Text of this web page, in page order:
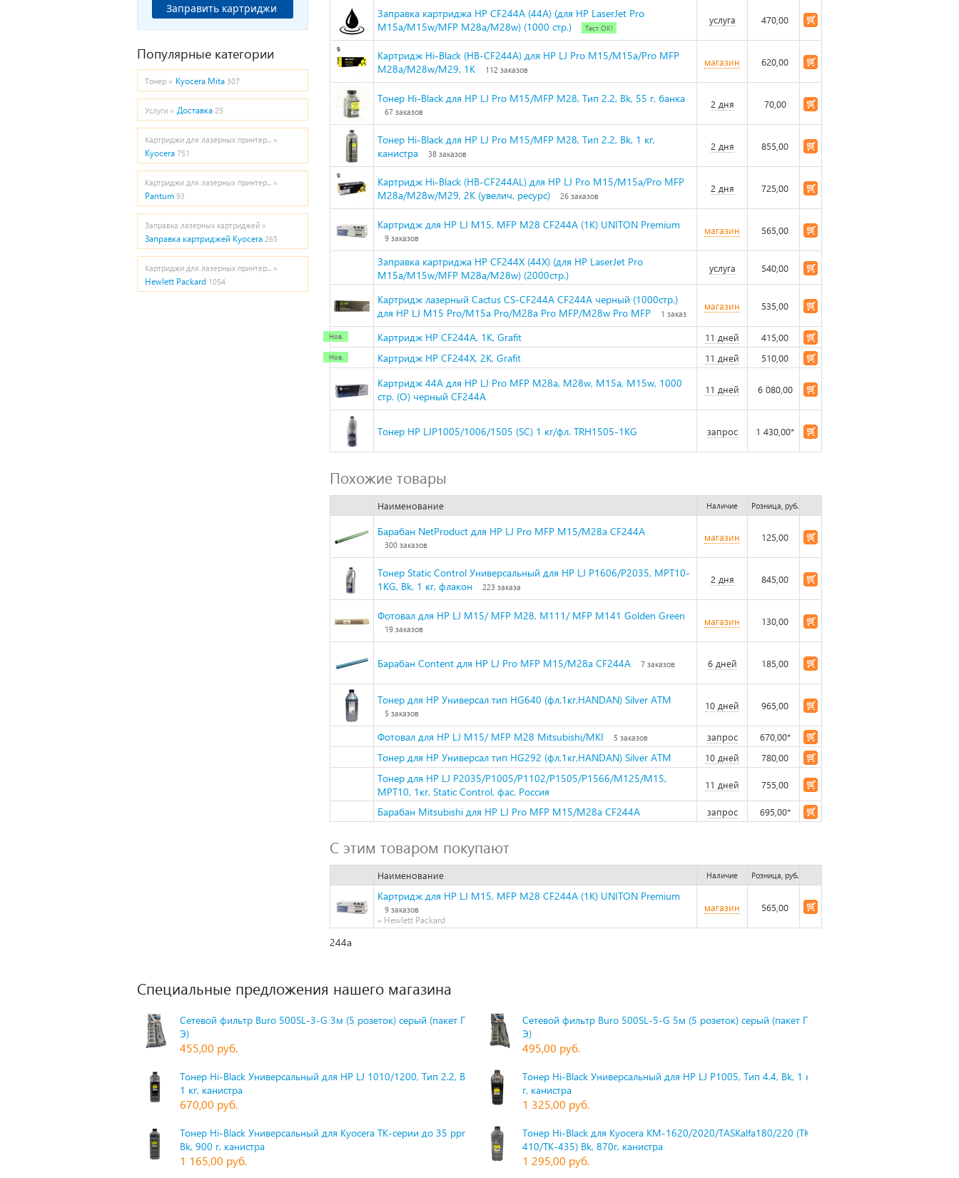
Заправить картриджи
Популярные категории
Тонер » Kyocera Mita 307
Услуги » Доставка 25
Картриджи для лазерных принтер... »
Kyocera 751
Картриджи для лазерных принтер... »
Pantum 93
Заправка лазерных картриджей »
Заправка картриджей Kyocera 265
Картриджи для лазерных принтер... »
Hewlett Packard 1054
Заправка картриджа HP CF244A (44A) (для HP LaserJet Pro
M15a/M15w/MFP M28a/M28w) (1000 стр.)
Тест ОК!
услуга 470,00
Картридж Hi-Black (HB-CF244A) для HP LJ Pro M15/M15a/Pro MFP
M28a/M28w/M29, 1K
112 заказов
магазин 620,00
Тонер Hi-Black для HP LJ Pro M15/MFP M28, Тип 2.2, Bk, 55 г, банка
67 заказов
2 дня 70,00
Тонер Hi-Black для HP LJ Pro M15/MFP M28, Тип 2.2, Bk, 1 кг,
канистра
38 заказов
2 дня 855,00
Картридж Hi-Black (HB-CF244AL) для HP LJ Pro M15/M15a/Pro MFP
M28a/M28w/M29, 2K (увелич. ресурс)
26 заказов
2 дня 725,00
Картридж для HP LJ M15, MFP M28 CF244A (1K) UNITON Premium
9 заказов
магазин 565,00
Заправка картриджа HP CF244X (44X) (для HP LaserJet Pro
M15a/M15w/MFP M28a/M28w) (2000стр.)
услуга 540,00
Картридж лазерный Cactus CS-CF244A CF244A черный (1000стр.)
для HP LJ M15 Pro/M15a Pro/M28a Pro MFP/M28w Pro MFP
1 заказ
магазин 535,00
Картридж HP CF244A, 1K, Grafit 11 дней 415,00
Картридж HP CF244X, 2K, Grafit 11 дней 510,00
Картридж 44A для HP LJ Pro MFP M28a, M28w, M15a, M15w, 1000
стр. (О) черный CF244A
11 дней 6 080,00
Тонер HP LJP1005/1006/1505 (SC) 1 кг/фл. TRH1505-1KG запрос 1 430,00*
Похожие товары
Наименование Наличие Розница, руб.
Барабан NetProduct для HP LJ Pro MFP M15/M28a CF244A
300 заказов
магазин 125,00
Тонер Static Control Универсальный для HP LJ Р1606/Р2035, MPT10-
1KG, Bk, 1 кг, флакон
223 заказа
2 дня 845,00
Фотовал для HP LJ M15/ MFP M28, M111/ MFP M141 Golden Green
19 заказов
магазин 130,00
Барабан Content для HP LJ Pro MFP M15/M28a CF244A 7 заказов 6 дней 185,00
Тонер для HP Универсал тип HG640 (фл,1кг,HANDAN) Silver ATM
5 заказов
10 дней 965,00
Фотовал для HP LJ M15/ MFP M28 Mitsubishi/MKI 5 заказов запрос 670,00*
Тонер для HP Универсал тип HG292 (фл,1кг,HANDAN) Silver ATM 10 дней 780,00
Тонер для HP LJ P2035/P1005/P1102/P1505/P1566/M125/M15,
MPT10, 1кг, Static Control, фас. Россия
11 дней 755,00
Барабан Mitsubishi для HP LJ Pro MFP M15/M28a CF244A запрос 695,00*
С этим товаром покупают
Наименование Наличие Розница, руб.
Картридж для HP LJ M15, MFP M28 CF244A (1K) UNITON Premium
9 заказов
» Hewlett Packard
магазин 565,00
244а
Специальные предложения нашего магазина
Сетевой фильтр Buro 500SL-3-G 3м (5 розеток) серый (пакет П
Э)
455,00 руб.
Сетевой фильтр Buro 500SL-5-G 5м (5 розеток) серый (пакет П
Э)
495,00 руб.
Тонер Hi-Black Универсальный для HP LJ 1010/1200, Тип 2.2, Bk,
1 кг, канистра
670,00 руб.
Тонер Hi-Black Универсальный для HP LJ P1005, Тип 4.4, Bk, 1 к
г, канистра
1 325,00 руб.
Тонер Hi-Black Универсальный для Kyocera TK-серии до 35 ppm,
Bk, 900 г, канистра
1 165,00 руб.
Тонер Hi-Black для Kyocera KM-1620/2020/TASKalfa180/220 (TK-
410/TK-435) Bk, 870г, канистра
1 295,00 руб.